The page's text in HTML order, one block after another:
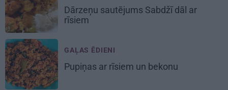
Dārzeņu sautējums Sabdžī dāl ar
rīsiem
GAĻAS ĒDIENI
Pupiņas ar rīsiem un bekonu